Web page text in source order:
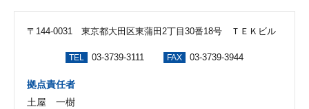
〒144-0031 東京都大田区東蒲田2丁目30番18号 ＴＥＫビル
TEL 03-3739-3111 FAX 03-3739-3944
拠点責任者
土屋 一樹